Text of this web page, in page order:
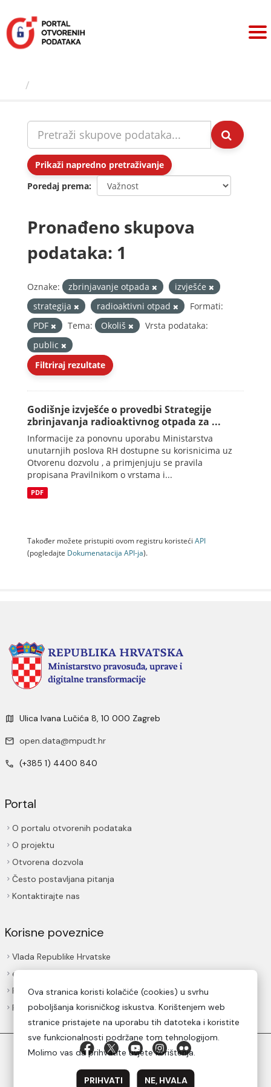
sadržaj
Prikaži napredno pretraživanje
Poredaj prema
Pronađeno skupova
podataka: 1
Oznake: zbrinjavanje otpada
izvješće
strategija
radioaktivni otpad
Formati:
PDF
Tema: Okoliš
Vrsta podataka:
public
Filtriraj rezultate
Godišnje izvješće o provedbi Strategije
zbrinjavanja radioaktivnog otpada za ...
Informacije za ponovnu uporabu Ministarstva
unutarnjih poslova RH dostupne su korisnicima uz
Otvorenu dozvolu , a primjenjuju se pravila
propisana Pravilnikom o vrstama i...
PDF
Također možete pristupiti ovom registru koristeći API
(pogledajte Dokumenаtаcijа API-jа).